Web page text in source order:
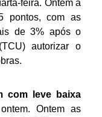
feira. Ontem a
pontos, com as
de 3% após o
autorizar o
com leve baixa
Ontem as